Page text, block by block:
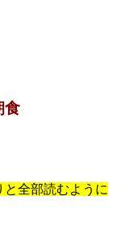
食
全部読むように